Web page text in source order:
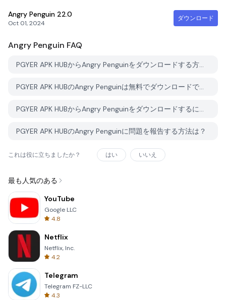
Angry Penguin 22.0
Oct 01, 2024
ダウンロード
Angry Penguin FAQ
PGYER APK HUBからAngry Penguinをダウンロードする方法は？
PGYER APK HUBのAngry Penguinは無料でダウンロードできますか？
PGYER APK HUBからAngry Penguinをダウンロードするにはアカウントが必要ですか？
PGYER APK HUBのAngry Penguinに問題を報告する方法は？
これは役に立ちましたか？ はい いいえ
最も人気のある
YouTube
Google LLC
4.8
Netflix
Netflix, Inc.
4.2
Telegram
Telegram FZ-LLC
4.3